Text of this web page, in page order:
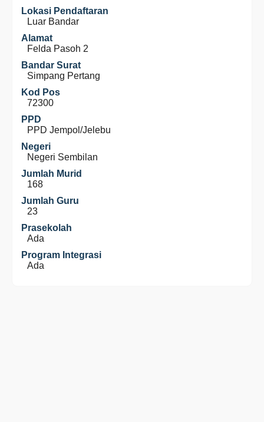
Lokasi Pendaftaran
Luar Bandar
Alamat
Felda Pasoh 2
Bandar Surat
Simpang Pertang
Kod Pos
72300
PPD
PPD Jempol/Jelebu
Negeri
Negeri Sembilan
Jumlah Murid
168
Jumlah Guru
23
Prasekolah
Ada
Program Integrasi
Ada